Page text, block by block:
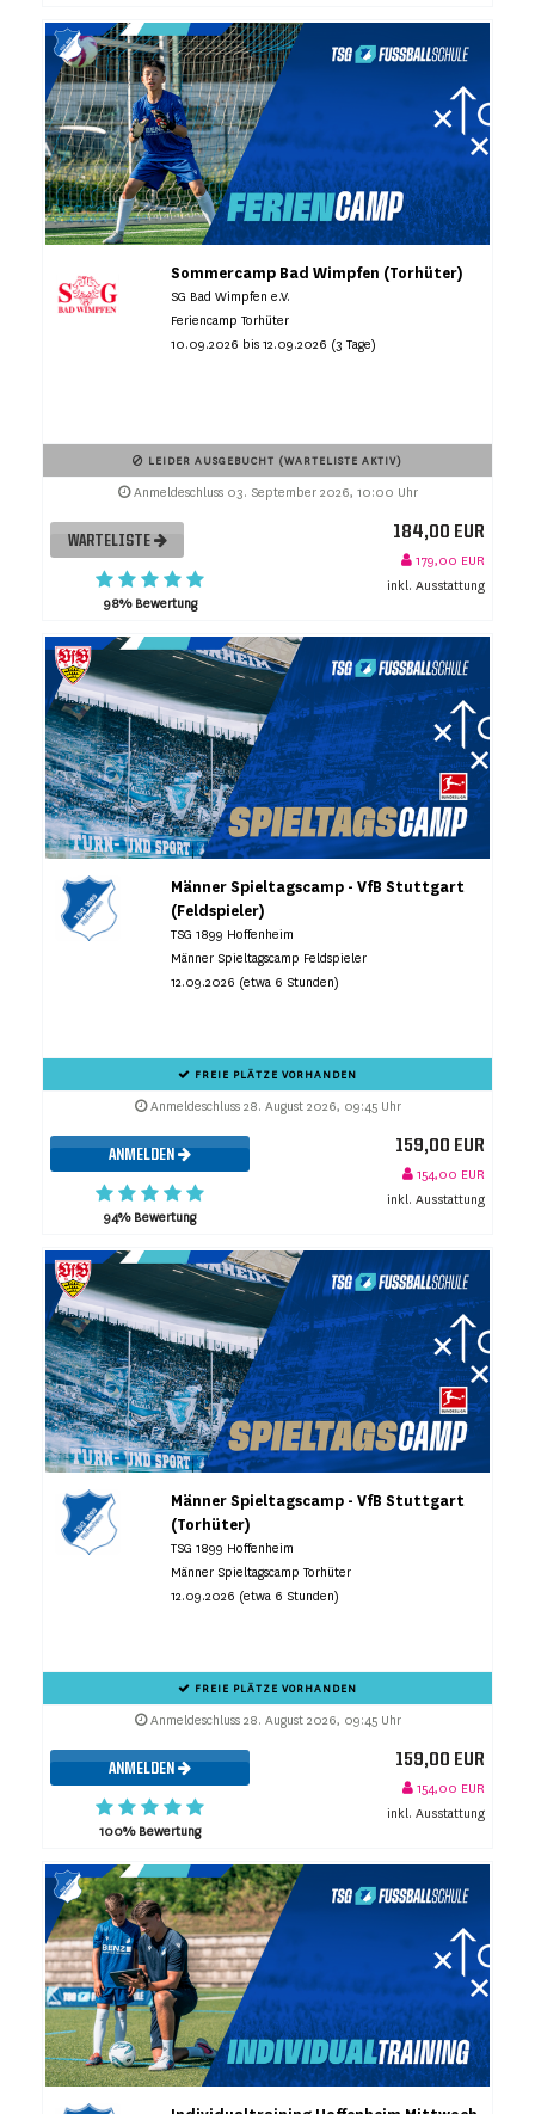
Sommercamp Bad Wimpfen (Torhüter)
SG Bad Wimpfen e.V.
Feriencamp Torhüter
10.09.2026 bis 12.09.2026 (3 Tage)
LEIDER AUSGEBUCHT (WARTELISTE AKTIV)
Anmeldeschluss 03. September 2026, 10:00 Uhr
WARTELISTE
98% Bewertung
184,00 EUR
179,00 EUR
inkl. Ausstattung
Männer Spieltagscamp - VfB Stuttgart
(Feldspieler)
TSG 1899 Hoffenheim
Männer Spieltagscamp Feldspieler
12.09.2026 (etwa 6 Stunden)
FREIE PLÄTZE VORHANDEN
Anmeldeschluss 28. August 2026, 09:45 Uhr
ANMELDEN
94% Bewertung
159,00 EUR
154,00 EUR
inkl. Ausstattung
Männer Spieltagscamp - VfB Stuttgart
(Torhüter)
TSG 1899 Hoffenheim
Männer Spieltagscamp Torhüter
12.09.2026 (etwa 6 Stunden)
FREIE PLÄTZE VORHANDEN
Anmeldeschluss 28. August 2026, 09:45 Uhr
ANMELDEN
100% Bewertung
159,00 EUR
154,00 EUR
inkl. Ausstattung